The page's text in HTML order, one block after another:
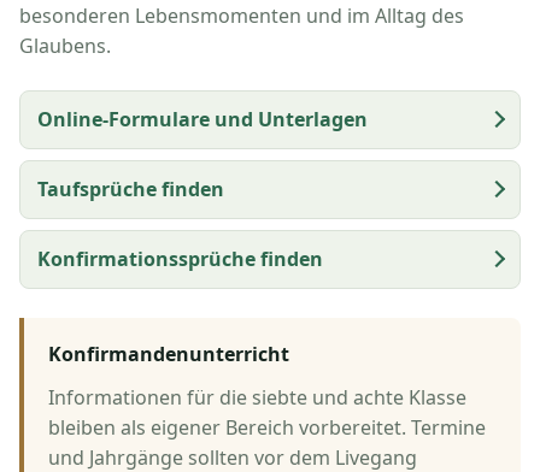
besonderen Lebensmomenten und im Alltag des
Glaubens.
Online-Formulare und Unterlagen
Taufsprüche finden
Konfirmationssprüche finden
Konfirmandenunterricht
Informationen für die siebte und achte Klasse
bleiben als eigener Bereich vorbereitet. Termine
und Jahrgänge sollten vor dem Livegang